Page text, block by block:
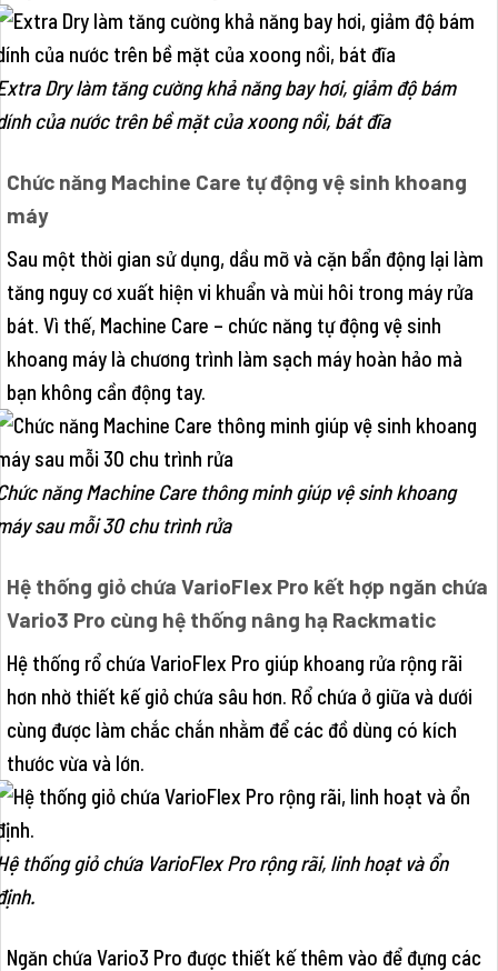
Dry làm tăng cường khả năng bay hơi, giảm độ bám
của nước trên bề mặt của xoong nồi, bát đĩa
Chức năng Machine Care tự động vệ sinh khoang
máy
Sau một thời gian sử dụng, dầu mỡ và cặn bẩn động lại làm
tăng nguy cơ xuất hiện vi khuẩn và mùi hôi trong máy rửa
bát. Vì thế, Machine Care – chức năng tự động vệ sinh
khoang máy là chương trình làm sạch máy hoàn hảo mà
bạn không cần động tay.
năng Machine Care thông minh giúp vệ sinh khoang
sau mỗi 30 chu trình rửa
Hệ thống giỏ chứa VarioFlex Pro kết hợp ngăn chứa
Vario3 Pro cùng hệ thống nâng hạ Rackmatic
Hệ thống rổ chứa VarioFlex Pro giúp khoang rửa rộng rãi
hơn nhờ thiết kế giỏ chứa sâu hơn. Rổ chứa ở giữa và dưới
cùng được làm chắc chắn nhằm để các đồ dùng có kích
thước vừa và lớn.
thống giỏ chứa VarioFlex Pro rộng rãi, linh hoạt và ổn
Ngăn chứa Vario3 Pro được thiết kế thêm vào để đựng các